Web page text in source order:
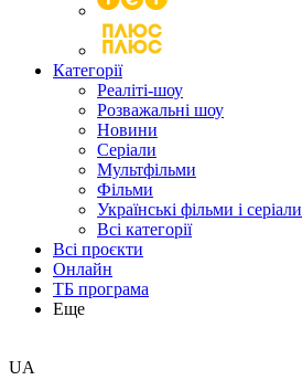
Категорії
Реаліті-шоу
Розважальні шоу
Новини
Серіали
Мультфільми
Фільми
Українські фільми і серіали
Всі категорії
Всі проєкти
Онлайн
ТБ програма
Еще
UA